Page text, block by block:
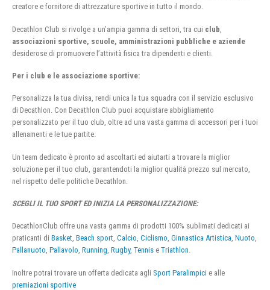
creatore e fornitore di attrezzature sportive in tutto il mondo.
Decathlon Club si rivolge a un’ampia gamma di settori, tra cui club
associazioni sportive, scuole, amministrazioni pubbliche e aziende
desiderose di promuovere l’attività fisica tra dipendenti e clienti.
Per i club e le associazione sportive:
Personalizza la tua divisa, rendi unica la tua squadra con il servizio esclusivo
di Decathlon. Con Decathlon Club puoi acquistare abbigliamento
personalizzato per il tuo club, oltre ad una vasta gamma di accessori per i tuoi
allenamenti e le tue partite.
Un team dedicato è pronto ad ascoltarti ed aiutarti a trovare la miglior
soluzione per il tuo club, garantendoti la miglior qualità prezzo sul mercato,
nel rispetto delle politiche Decathlon.
SCEGLI IL TUO SPORT ED INIZIA LA PERSONALIZZAZIONE:
DecathlonClub offre una vasta gamma di prodotti 100% sublimati dedicati ai
praticanti di Basket, Beach sport, Calcio, Ciclismo, Ginnastica Artistica, Nuoto,
Pallanuoto, Pallavolo, Running, Rugby, Tennis e Triathlon.
Inoltre potrai trovare un offerta dedicata agli Sport Paralimpici e alle
premiazioni sportive